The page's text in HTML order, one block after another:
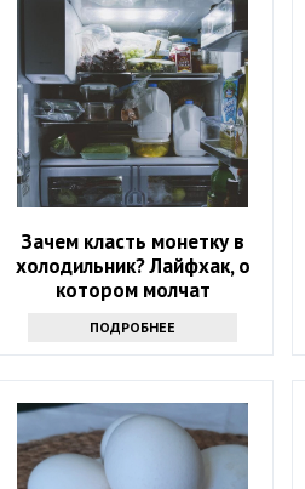
Зачем класть монетку в
холодильник? Лайфхак, о
котором молчат
ПОДРОБНЕЕ